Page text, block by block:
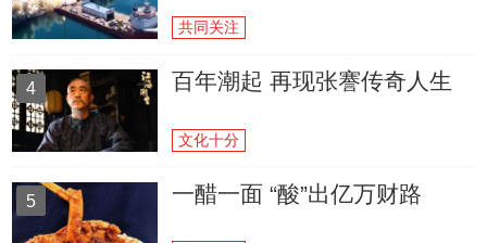
共同关注
4 百年潮起 再现张謇传奇人生
文化十分
5 一醋一面 “酸”出亿万财路